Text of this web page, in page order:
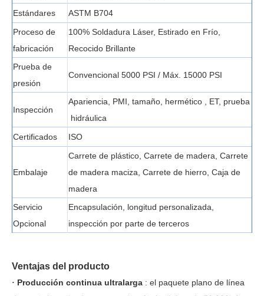
Estándares
ASTM B704
Proceso de
fabricación
100% Soldadura Láser, Estirado en Frío,
Recocido Brillante
Prueba de
presión
Convencional 5000 PSI / Máx. 15000 PSI
Inspección
Apariencia, PMI, tamaño, hermético , ET, prueba
hidráulica
Certificados
ISO
Embalaje
Carrete de plástico, Carrete de madera, Carrete
de madera maciza, Carrete de hierro, Caja de
madera
Servicio
Opcional
Encapsulación, longitud personalizada,
inspección por parte de terceros
Ventajas del producto
· Producción continua ultralarga : el paquete plano de línea